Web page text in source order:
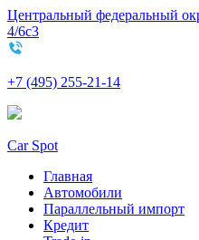
Центральный федеральный
4/6с3
+7 (495) 255-21-14
Car Spot
Главная
Автомобили
Параллельный импорт
Кредит